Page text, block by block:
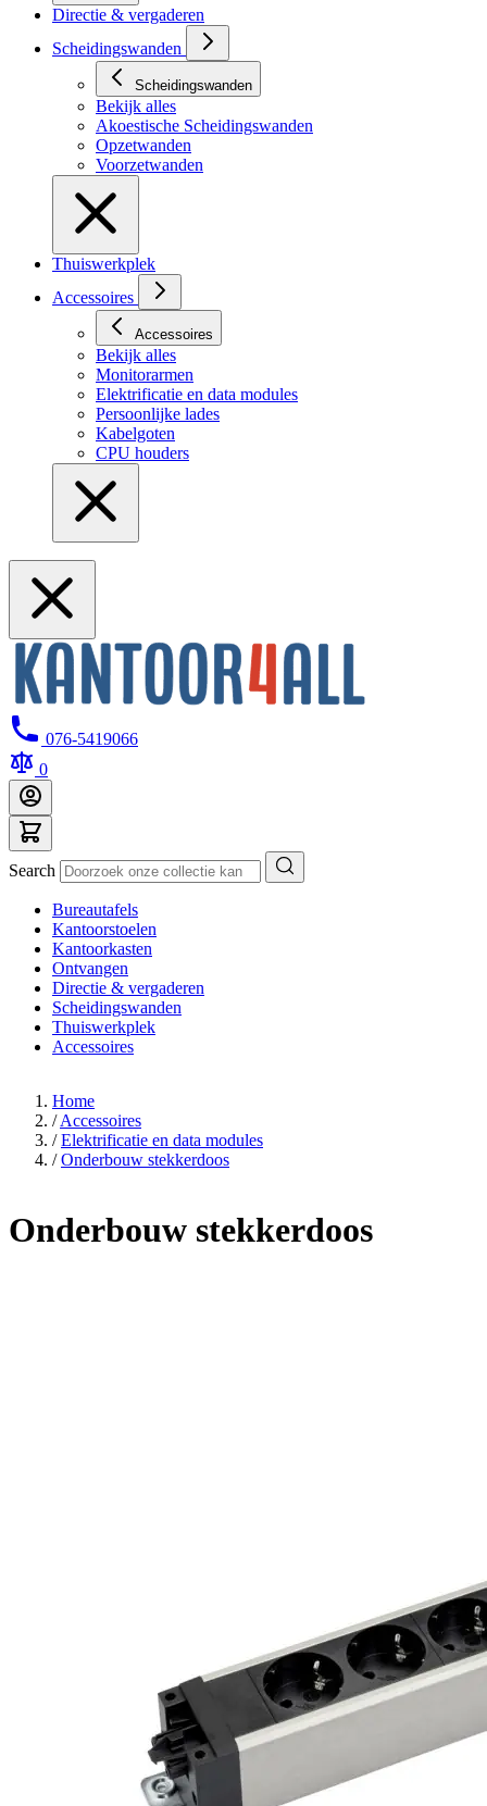
Directie & vergaderen
Scheidingswanden
Scheidingswanden
Bekijk alles
Akoestische Scheidingswanden
Opzetwanden
Voorzetwanden
Thuiswerkplek
Accessoires
Accessoires
Bekijk alles
Monitorarmen
Elektrificatie en data modules
Persoonlijke lades
Kabelgoten
CPU houders
076-5419066
0
Search
Bureautafels
Kantoorstoelen
Kantoorkasten
Ontvangen
Directie & vergaderen
Scheidingswanden
Thuiswerkplek
Accessoires
Home
/ Accessoires
/ Elektrificatie en data modules
/ Onderbouw stekkerdoos
Onderbouw stekkerdoos